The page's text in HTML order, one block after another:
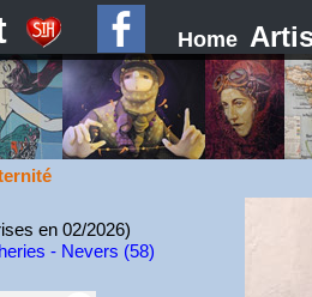
Home
en 02/2026)
- Nevers (58)